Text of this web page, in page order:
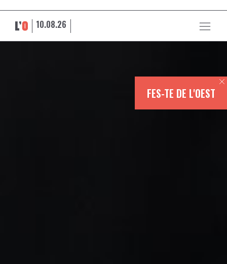
10.08.26
FES-TE DE L'OEST